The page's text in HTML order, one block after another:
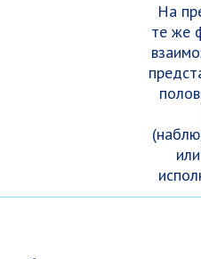
На
те же